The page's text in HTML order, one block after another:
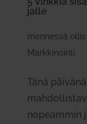
jalle
mennessä ollis
Markkinointi
Tänä
nopeammin